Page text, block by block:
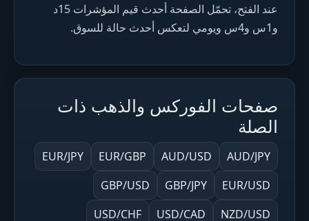
عند الفتح، تحمّل الصفحة أحدث قيم المؤشرات 15د
و1س و4س ويومي لتعكس أحدث حالة للسوق.
صفحات الفوركس والذهب ذات
الصلة
AUD/JPY
AUD/USD
EUR/GBP
EUR/JPY
EUR/USD
GBP/JPY
GBP/USD
NZD/USD
USD/CAD
USD/CHF